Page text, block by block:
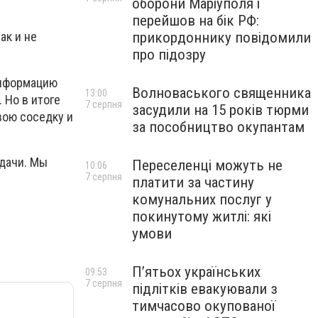
и не
в итоге
соседку и
Мы
оборони Маріуполя і
перейшов на бік РФ:
прикордоннику повідомили
про підозру
Волноваського священника
засудили на 15 років тюрми
за пособництво окупантам
13:00
7 серпня
Переселенці можуть не
платити за частину
комунальних послуг у
покинутому житлі: які
умови
10:06
7 серпня
П’ятьох українських
підлітків евакуювали з
тимчасово окупованої
09:53
7 серпня